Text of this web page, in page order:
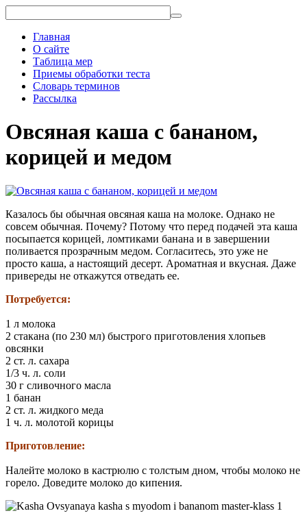
Главная
О сайте
Таблица мер
Приемы обработки теста
Словарь терминов
Рассылка
Овсяная каша с бананом,
корицей и медом
Казалось бы обычная овсяная каша на молоке. Однако не
совсем обычная. Почему? Потому что перед подачей эта каша
посыпается корицей, ломтиками банана и в завершении
поливается прозрачным медом. Согласитесь, это уже не
просто каша, а настоящий десерт. Ароматная и вкусная. Даже
привереды не откажутся отведать ее.
Потребуется:
1 л молока
2 стакана (по 230 мл) быстрого приготовления хлопьев
овсянки
2 ст. л. сахара
1/3 ч. л. соли
30 г сливочного масла
1 банан
2 ст. л. жидкого меда
1 ч. л. молотой корицы
Приготовление:
Налейте молоко в кастрюлю с толстым дном, чтобы молоко не
горело. Доведите молоко до кипения.